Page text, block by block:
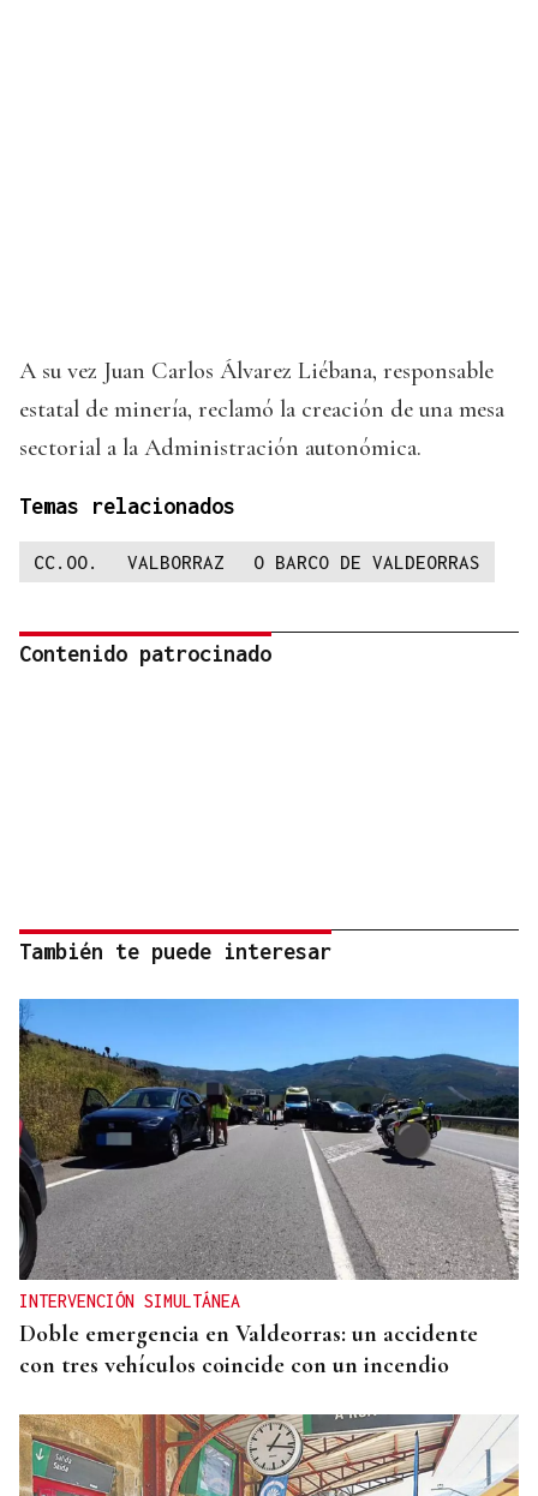
A su vez Juan Carlos Álvarez Liébana, responsable
estatal de minería, reclamó la creación de una mesa
sectorial a la Administración autonómica.
Temas relacionados
CC.OO. VALBORRAZ O BARCO DE VALDEORRAS
Contenido patrocinado
También te puede interesar
INTERVENCIÓN SIMULTÁNEA
Doble emergencia en Valdeorras: un accidente
con tres vehículos coincide con un incendio